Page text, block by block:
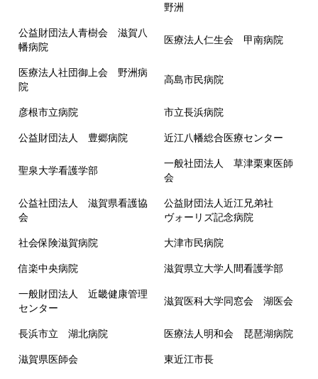
野洲
公益財団法人青樹会 滋賀八
幡病院
医療法人仁生会 甲南病院
医療法人社団御上会 野洲病
院
高島市民病院
彦根市立病院 市立長浜病院
公益財団法人 豊郷病院 近江八幡総合医療センター
聖泉大学看護学部
一般社団法人 草津栗東医師
会
公益社団法人 滋賀県看護協
会
公益財団法人近江兄弟社
ヴォーリズ記念病院
社会保険滋賀病院 大津市民病院
信楽中央病院 滋賀県立大学人間看護学部
一般財団法人 近畿健康管理
センター
滋賀医科大学同窓会 湖医会
長浜市立 湖北病院 医療法人明和会 琵琶湖病院
滋賀県医師会 東近江市長